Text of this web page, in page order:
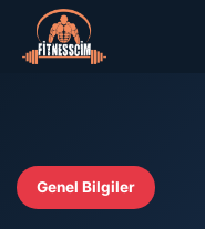
Genel Bilgiler